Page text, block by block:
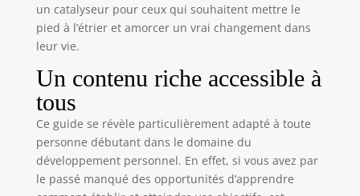
un catalyseur pour ceux qui souhaitent mettre le
pied à l’étrier et amorcer un vrai changement dans
leur vie.
Un contenu riche accessible à
tous
Ce guide se révèle particulièrement adapté à toute
personne débutant dans le domaine du
développement personnel. En effet, si vous avez par
le passé manqué des opportunités d’apprendre